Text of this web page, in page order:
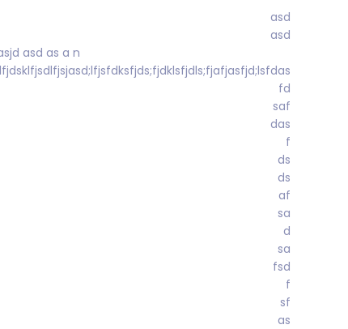
asd
asd
asd as a n
fd
saf
das
f
ds
ds
af
sa
d
sa
fsd
f
sf
as